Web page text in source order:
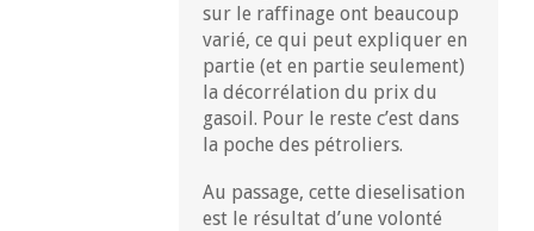
sur le raffinage ont beaucoup
varié, ce qui peut expliquer en
partie (et en partie seulement)
la décorrélation du prix du
gasoil. Pour le reste c’est dans
la poche des pétroliers.
Au passage, cette dieselisation
est le résultat d’une volonté